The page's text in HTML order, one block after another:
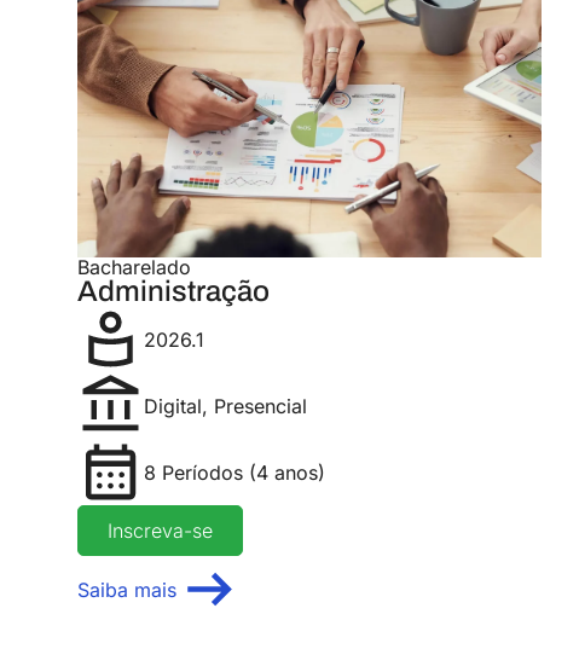
Bacharelado
Administração
2026.1
Digital, Presencial
8 Períodos (4 anos)
Inscreva-se
Saiba mais